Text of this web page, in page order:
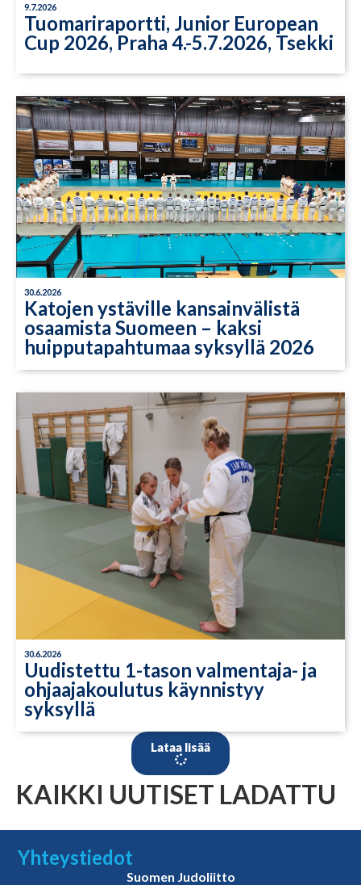
9.7.2026
Tuomariraportti, Junior European
Cup 2026, Praha 4.-5.7.2026, Tsekki
30.6.2026
Katojen ystäville kansainvälistä
osaamista Suomeen – kaksi
huipputapahtumaa syksyllä 2026
30.6.2026
Uudistettu 1-tason valmentaja- ja
ohjaajakoulutus käynnistyy
syksyllä
Lataa lisää
KAIKKI UUTISET LADATTU
Yhteystiedot
Suomen Judoliitto